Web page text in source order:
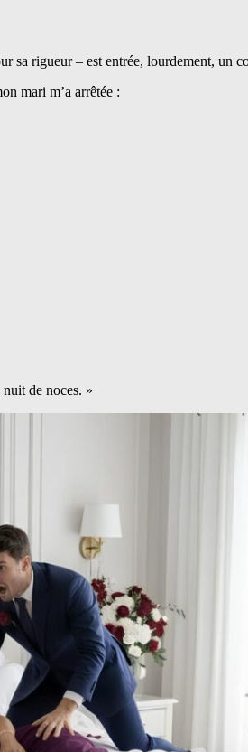
sa rigueur – est entrée, lourdement, un
mari m’a arrêtée :
de noces. »